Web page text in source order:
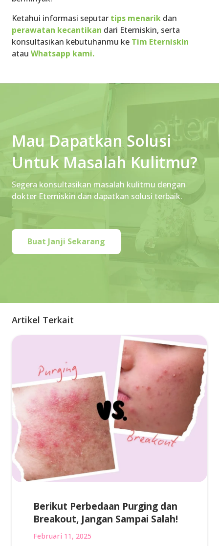
Ketahui informasi seputar tips menarik dan
perawatan kecantikan dari Eterniskin, serta
konsultasikan kebutuhanmu ke Tim Eterniskin
atau Whatsapp kami.
Mau Dapatkan Solusi
Untuk Masalah Kulitmu?
Segera konsultasikan masalah kulitmu dengan
dokter Eterniskin dan dapatkan solusi terbaik.
Buat Janji Sekarang
Artikel Terkait
Berikut Perbedaan Purging dan
Breakout, Jangan Sampai Salah!
Februari 11, 2025